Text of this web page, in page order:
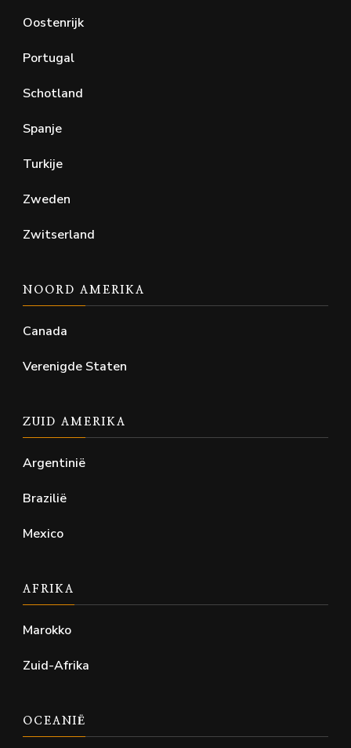
Oostenrijk
Portugal
Schotland
Spanje
Turkije
Zweden
Zwitserland
NOORD AMERIKA
Canada
Verenigde Staten
ZUID AMERIKA
Argentinië
Brazilië
Mexico
AFRIKA
Marokko
Zuid-Afrika
OCEANIË